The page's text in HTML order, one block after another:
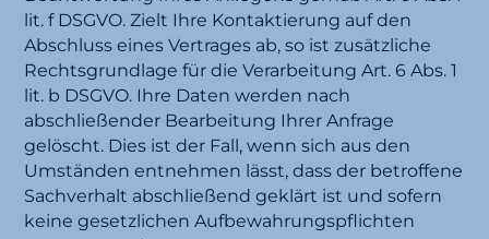
lit. f DSGVO. Zielt Ihre Kontaktierung auf den
Abschluss eines Vertrages ab, so ist zusätzliche
Rechtsgrundlage für die Verarbeitung Art. 6 Abs. 1
lit. b DSGVO. Ihre Daten werden nach
abschließender Bearbeitung Ihrer Anfrage
gelöscht. Dies ist der Fall, wenn sich aus den
Umständen entnehmen lässt, dass der betroffene
Sachverhalt abschließend geklärt ist und sofern
keine gesetzlichen Aufbewahrungspflichten